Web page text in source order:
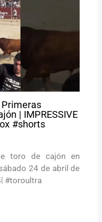
Primeras
| IMPRESSIVE
#shorts
toro de cajón en
24 de abril de
#toroultra